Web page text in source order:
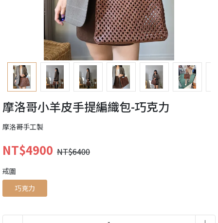
摩洛哥小羊皮手提編織包-巧克力
摩洛哥手工製
NT$4900 NT$6400
戒圍
巧克力